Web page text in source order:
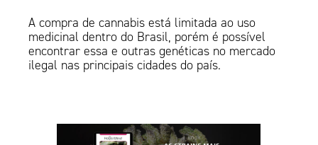
A compra de cannabis está limitada ao uso
medicinal dentro do Brasil, porém é possível
encontrar essa e outras genéticas no mercado
ilegal nas principais cidades do país.